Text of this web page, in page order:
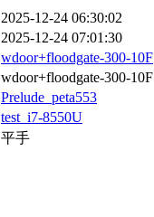
2025-12-24 06:30:02
2025-12-24 07:01:30
wdoor+floodgate-300-10F
wdoor+floodgate-300-10F
Prelude_peta553
test_i7-8550U
平手